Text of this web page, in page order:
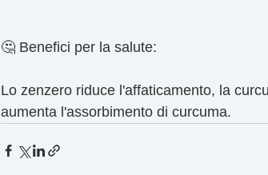
🤔 Benefici per la salute:
Lo zenzero riduce l'affaticamento, la
aumenta l'assorbimento di curcuma.